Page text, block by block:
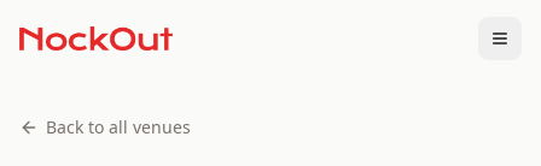
Back to all venues